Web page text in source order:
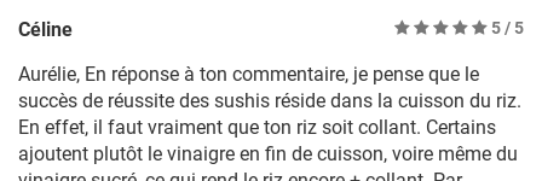
Céline 5/ 5
Aurélie, En réponse à ton commentaire, je pense que le
succès de réussite des sushis réside dans la cuisson du riz.
En effet, il faut vraiment que ton riz soit collant. Certains
ajoutent plutôt le vinaigre en fin de cuisson, voire même du